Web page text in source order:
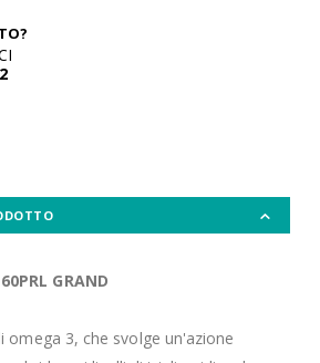
GRAND
omega 3, che svolge un'azione